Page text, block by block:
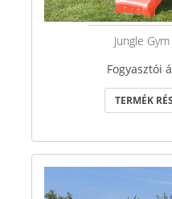
Jungle
Fogyasztói
TERMÉK